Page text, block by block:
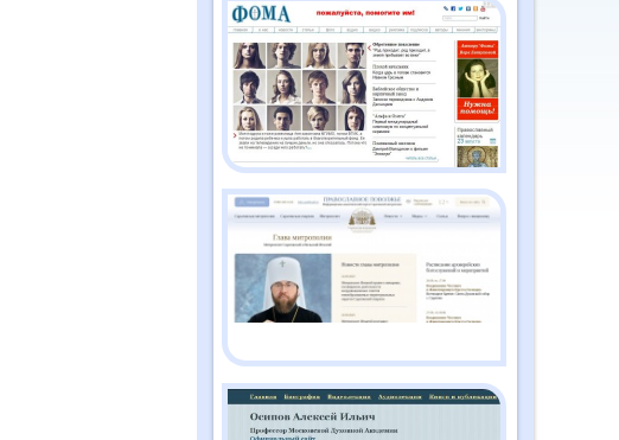
Православный дайджест
"Душа" №3 (187) март
2026
Православный дайджест
"Душа" №2 (186)
февраль 2026
Православный дайджест
"Душа" №1 (185) январь
Православный дайджест
"Душа" №12 (184)
декабрь 2025